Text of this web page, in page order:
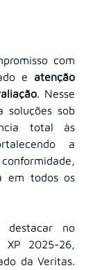
com
e atenção
. Nesse
soluções sob
total às
a
em todos os
destacar no
2025-26,